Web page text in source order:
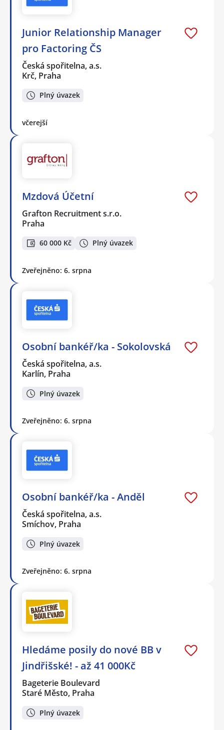
Junior Relationship Manager
pro Factoring ČS
Česká spořitelna, a.s.
Krč, Praha
Plný úvazek
včerejší
Mzdová Účetní
Grafton Recruitment s.r.o.
Praha
60 000 Kč Plný úvazek
Zveřejněno: 6. srpna
Osobní bankéř/ka - Sokolovská
Česká spořitelna, a.s.
Karlín, Praha
Plný úvazek
Zveřejněno: 6. srpna
Osobní bankéř/ka - Anděl
Česká spořitelna, a.s.
Smíchov, Praha
Plný úvazek
Zveřejněno: 6. srpna
Hledáme posily do nové BB v
Jindřišské! - až 41 000Kč
Bageterie Boulevard
Staré Město, Praha
Plný úvazek